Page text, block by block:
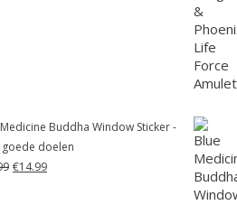
Buddha Window Sticker -
doelen
Oorspronkelijke
€14.99Huidige